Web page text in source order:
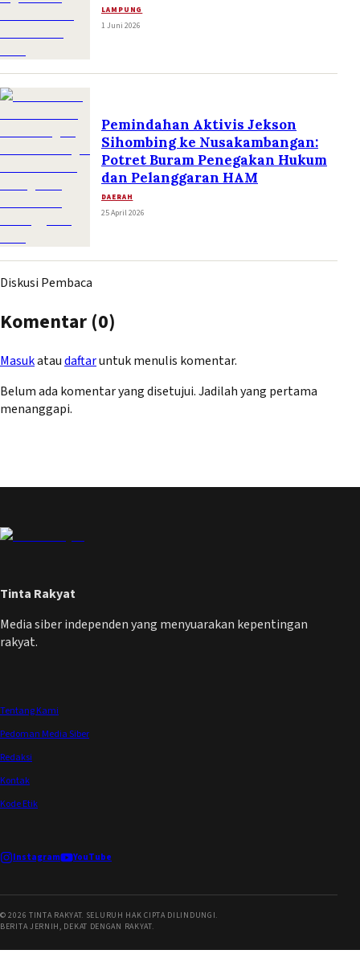
LAMPUNG
1 Juni 2026
Pemindahan Aktivis Jekson
Sihombing ke Nusakambangan:
Potret Buram Penegakan Hukum
dan Pelanggaran HAM
DAERAH
25 April 2026
Diskusi Pembaca
Komentar (0)
Masukataudaftaruntuk menulis komentar.
Belum ada komentar yang disetujui. Jadilah yang pertama
menanggapi.
Tinta Rakyat
Media siber independen yang menyuarakan kepentingan
rakyat.
Tentang Kami
Pedoman Media Siber
Redaksi
Kontak
Kode Etik
Instagram YouTube
©2026 TINTA RAKYAT. SELURUH HAK CIPTA DILINDUNGI.
BERITA JERNIH, DEKAT DENGAN RAKYAT.